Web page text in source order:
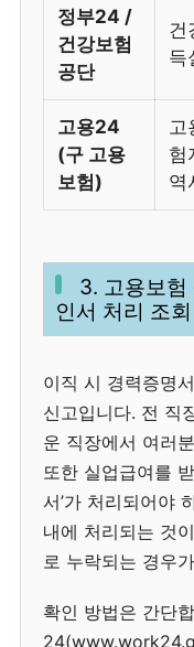
정부24 /
건강보험
공단
건
득
고용24
(구 고용
보험)
고
험
역
3. 고용보험
인서 처리 조회
이직 시 경력증명
신고입니다. 전 직
운 직장에서 여러
또한 실업급여를
서’가 처리되어야
내에 처리되는 것
로 누락되는 경우
확인 방법은 간단